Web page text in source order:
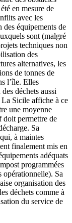
en mesure de
avec les
équipements de
sont (malgré
techniques non
des
alternatives, les
de tonnes de
l’île. Elles
déchets aussi
La Sicile affiche à ce
une moyenne
doit permettre de
Sa
à maintes
finalement mis en
adéquats
programmées
opérationnelle). Sa
organisation des
déchets comme à
du service de